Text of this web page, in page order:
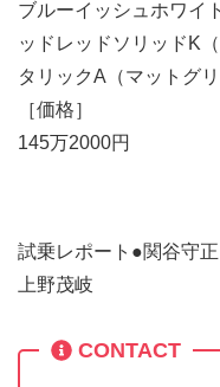
ブルーイッシュホワイ
ッドレッドソリッドK
タリックA（マットグ
［価格］
145万2000円
試乗レポート●関谷守
上野茂岐
CONTACT